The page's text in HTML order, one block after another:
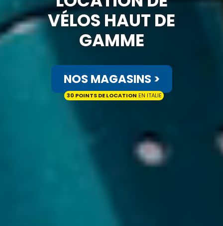
VÉLOS HAUT DE
GAMME
NOS MAGASINS >
30 POINTS DE LOCATION EN ITALIE